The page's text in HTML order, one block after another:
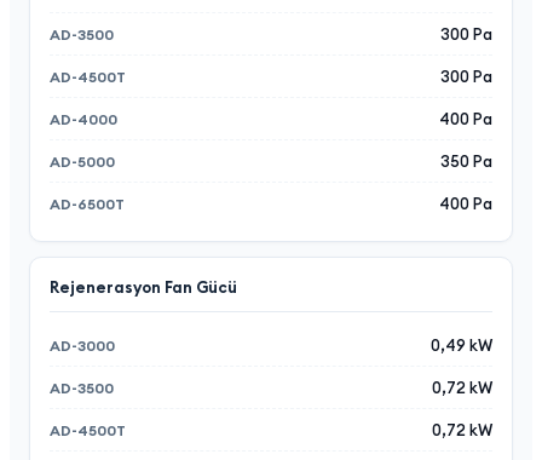
300 Pa
300 Pa
400 Pa
350 Pa
400 Pa
Rejenerasyon Fan Gücü
0,49 kW
0,72 kW
0,72 kW